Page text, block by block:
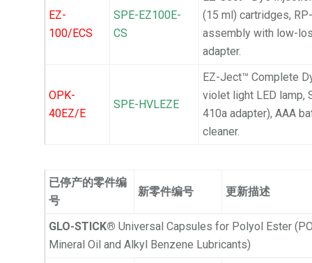
EZ-
100/ECS
SPE-EZ100E-
CS
(15 ml) cartridges,
assembly with low-
adapter.
OPK-
40EZ/E
SPE-HVLEZE
EZ-Ject™ Complete
violet light LED lamp,
410a adapter), AAA
cleaner.
已停产的零件编
号
新零件编号 更新描述
GLO-STICK® Universal Capsules for Polyol Ester
Mineral Oil and Alkyl Benzene Lubricants)